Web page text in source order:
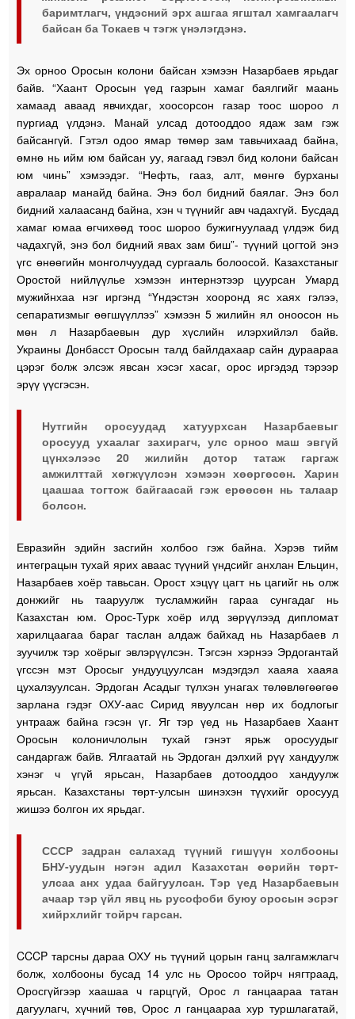
баримтлагч, үндэсний эрх ашгаа ягштал хамгаалагч
байсан ба Токаев ч тэгж үнэлэгдэнэ.
Эх орноо Оросын колони байсан хэмээн Назарбаев ярьдаг
байв. “Хаант Оросын үед газрын хамаг баялгийг маань
хамаад аваад явчихдаг, хоосорсон газар тоос шороо л
пургиад үлдэнэ. Манай улсад дотооддоо ядаж зам гэж
байсангүй. Гэтэл одоо ямар төмөр зам тавьчихаад байна,
өмнө нь ийм юм байсан уу, яагаад гэвэл бид колони байсан
юм чинь” хэмээдэг. “Нефть, гааз, алт, мөнгө бурханы
авралаар манайд байна. Энэ бол бидний баялаг. Энэ бол
бидний халаасанд байна, хэн ч түүнийг авч чадахгүй. Бусдад
хамаг юмаа өгчихөөд тоос шороо бужигнуулаад үлдэж бид
чадахгүй, энэ бол бидний явах зам биш”- түүний цогтой энэ
үгс өнөөгийн монголчуудад сургааль болоосой. Казахстаныг
Оростой нийлүүлье хэмээн интернэтээр цуурсан Умард
мужийнхаа нэг иргэнд “Үндэстэн хооронд яс хаях гэлээ,
сепаратизмыг өөгшүүллээ” хэмээн 5 жилийн ял оноосон нь
мөн л Назарбаевын дур хүслийн илэрхийлэл байв.
Украины Донбасст Оросын талд байлдахаар сайн дураараа
цэрэг болж элсэж явсан хэсэг хасаг, орос иргэдэд тэрээр
эрүү үүсгэсэн.
Нутгийн оросуудад хатуурхсан Назарбаевыг
оросууд ухаалаг захирагч, улс орноо маш эвгүй
цүнхэлээс 20 жилийн дотор татаж гаргаж
амжилттай хөгжүүлсэн хэмээн хөөргөсөн. Харин
цаашаа тогтож байгаасай гэж ерөөсөн нь талаар
болсон.
Евразийн эдийн засгийн холбоо гэж байна. Хэрэв тийм
интеграцын тухай ярих аваас түүний үндсийг анхлан Ельцин,
Назарбаев хоёр тавьсан. Орост хэцүү цагт нь цагийг нь олж
донжийг нь тааруулж тусламжийн гараа сунгадаг нь
Казахстан юм. Орос-Турк хоёр илд зөрүүлээд дипломат
харилцаагаа бараг таслан алдаж байхад нь Назарбаев л
зуучилж тэр хоёрыг эвлэрүүлсэн. Тэгсэн хэрнээ Эрдогантай
үгссэн мэт Оросыг ундууцуулсан мэдэгдэл хааяа хааяа
цухалзуулсан. Эрдоган Асадыг түлхэн унагах төлөвлөгөөгөө
зарлана гэдэг ОХУ-аас Сирид явуулсан нөр их бодлогыг
унтрааж байна гэсэн үг. Яг тэр үед нь Назарбаев Хаант
Оросын колоничлолын тухай гэнэт ярьж оросуудыг
сандаргаж байв. Ялгаатай нь Эрдоган дэлхий рүү хандуулж
хэнэг ч үгүй ярьсан, Назарбаев дотооддоо хандуулж
ярьсан. Казахстаны төрт-улсын шинэхэн түүхийг оросууд
жишээ болгон их ярьдаг.
СССР задран салахад түүний гишүүн холбооны
БНУ-уудын нэгэн адил Казахстан өөрийн төрт-
улсаа анх удаа байгуулсан. Тэр үед Назарбаевын
ачаар тэр үйл явц нь русофоби буюу оросын эсрэг
хийрхлийг тойрч гарсан.
CCCP тарсны дараа ОХУ нь түүний цорын ганц залгамжлагч
болж, холбооны бусад 14 улс нь Оросоо тойрч нягтраад,
Оросгүйгээр хаашаа ч гарцгүй, Орос л ганцаараа татан
дагуулагч, хүчний төв, Орос л ганцаараа хур туршлагатай,